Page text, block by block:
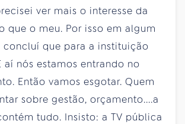
ver mais o interesse da
que o meu. Por isso em algum
concluí que para a instituição
aí nós estamos entrando no
Então vamos esgotar. Quem
sobre gestão, orçamento....a
tudo. Insisto: a TV pública